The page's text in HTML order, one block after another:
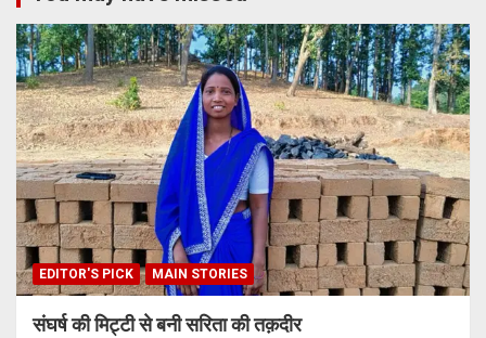
EDITOR'S PICK MAIN STORIES
संघर्ष की मिट्टी से बनी सरिता की तक़दीर